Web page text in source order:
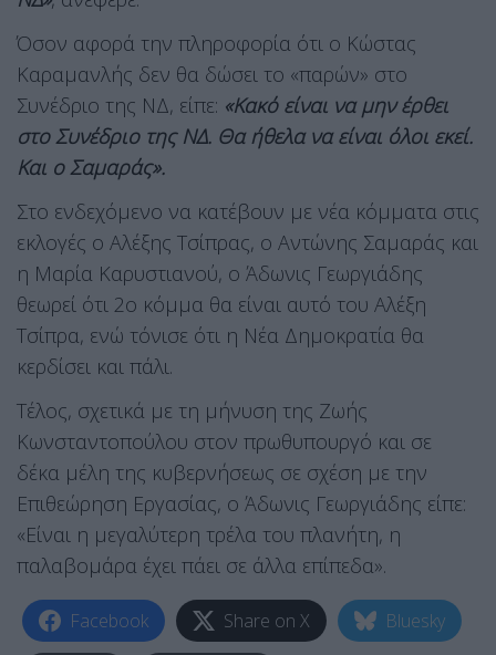
Όσον αφορά την πληροφορία ότι ο Κώστας
Καραμανλής δεν θα δώσει το «παρών» στο
Συνέδριο της ΝΔ, είπε: «Κακό είναι να μην έρθει
στο Συνέδριο της ΝΔ. Θα ήθελα να είναι όλοι εκεί.
Και ο Σαμαράς».
Στο ενδεχόμενο να κατέβουν με νέα κόμματα στις
εκλογές ο Αλέξης Τσίπρας, ο Αντώνης Σαμαράς και
η Μαρία Καρυστιανού, ο Άδωνις Γεωργιάδης
θεωρεί ότι 2ο κόμμα θα είναι αυτό του Αλέξη
Τσίπρα, ενώ τόνισε ότι η Νέα Δημοκρατία θα
κερδίσει και πάλι.
Τέλος, σχετικά με τη μήνυση της Ζωής
Κωνσταντοπούλου στον πρωθυπουργό και σε
δέκα μέλη της κυβερνήσεως σε σχέση με την
Επιθεώρηση Εργασίας, ο Άδωνις Γεωργιάδης είπε:
«Είναι η μεγαλύτερη τρέλα του πλανήτη, η
παλαβομάρα έχει πάει σε άλλα επίπεδα».
Facebook Share on X Bluesky